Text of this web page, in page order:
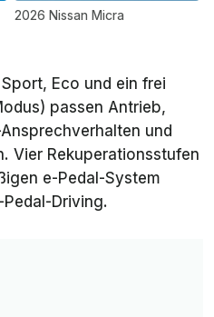
2026 Nissan Micra
Eco und ein frei
passen Antrieb,
und
Vier Rekuperationsstufen
e-Pedal-System
Driving.